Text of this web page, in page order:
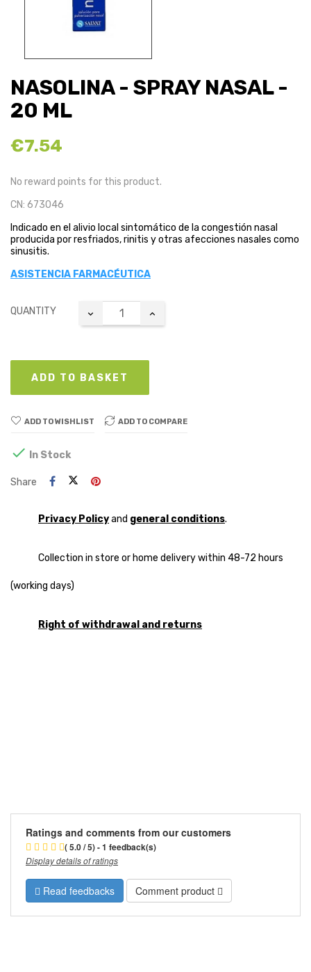
NASOLINA - SPRAY NASAL -
20 ML
€7.54
No reward points for this product.
CN: 673046
Indicado en el alivio local sintomático de la congestión nasal
producida por resfriados, rinitis y otras afecciones nasales como
sinusitis.
ASISTENCIA FARMACÉUTICA
QUANTITY
ADD TO BASKET
ADD TO WISHLIST ADD TO COMPARE
 In Stock
Share
Privacy Policyand general conditions.
Collection in store or home delivery within 48-72 hours
(working days)
Right of withdrawal and returns
Ratings and comments from our customers
( 5.0 / 5) - 1 feedback(s)
Display details of ratings
Read feedbacks Comment product